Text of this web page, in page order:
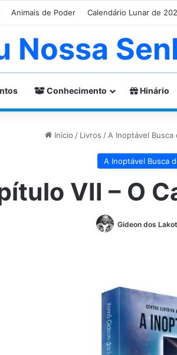
Animais de Poder Calendário Lunar de
Nossa
Conhecimento Hinário
Início / Livros / A Inoptável Busca
A Inoptável Busca
VII – O
Gideon dos